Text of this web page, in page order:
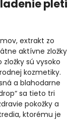
pleti
extrakt zo
aktívne zložky
sú vysoko
kozmetiky.
a blahodarne
sa tieto tri
pokožky a
ktorému je